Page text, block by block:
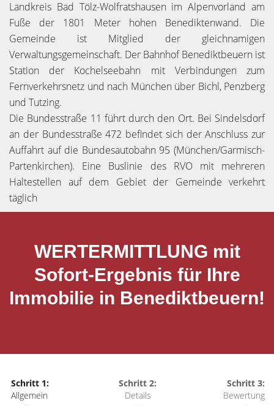
Landkreis Bad Tölz-Wolfratshausen im Alpenvorland am
Fuße der 1801 Meter hohen Benediktenwand. Die
Gemeinde ist Mitglied der gleichnamigen
Verwaltungsgemeinschaft. Der Bahnhof Benediktbeuern ist
Station der Kochelseebahn mit Verbindungen zum
Fernverkehrsnetz und nach München über Bichl, Penzberg
und Tutzing.
Die Bundesstraße 11 führt durch den Ort. Bei Sindelsdorf
an der Bundesstraße 472 befindet sich der Anschluss zur
Auffahrt auf die Bundesautobahn 95 (München/Garmisch-
Partenkirchen). Eine Buslinie des RVO mit mehreren
Haltestellen auf dem Gebiet der Gemeinde verkehrt
täglich
WERTERMITTLUNG mit
Sofort-Ergebnis für Ihre
Immobilie in Benediktbeuern!
Schritt 1:
Allgemein
Schritt 2:
Details
Schritt 3:
Bewertung